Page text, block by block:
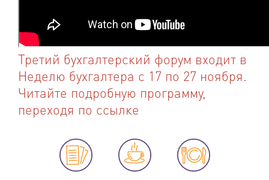
Третий бухгалтерский форум входит в
Неделю бухгалтера с 17 по 27 ноября.
Читайте подробную программу,
переходя по ссылке